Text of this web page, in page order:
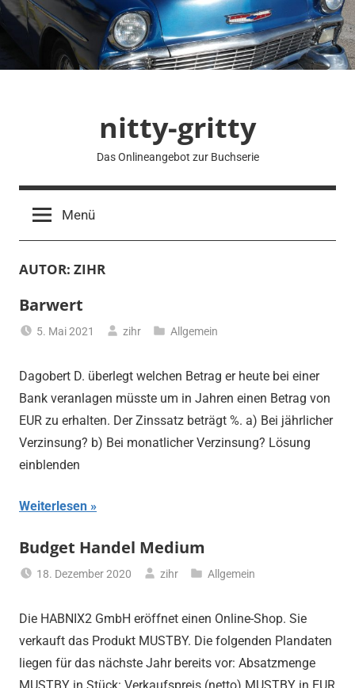
Zum
Inhalt
nitty-gritty
Das Onlineangebot zur Buchserie
Menü
AUTOR: ZIHR
Barwert
5. Mai 2021 zihr Allgemein
Dagobert D. überlegt welchen Betrag er heute bei einer
Bank veranlagen müsste um in Jahren einen Betrag von
EUR zu erhalten. Der Zinssatz beträgt %. a) Bei jährlicher
Verzinsung? b) Bei monatlicher Verzinsung? Lösung
einblenden
Weiterlesen
Budget Handel Medium
18. Dezember 2020 zihr Allgemein
Die HABNIX2 GmbH eröffnet einen Online-Shop. Sie
verkauft das Produkt MUSTBY. Die folgenden Plandaten
liegen für das nächste Jahr bereits vor: Absatzmenge
MUSTBY in Stück: Verkaufspreis (netto) MUSTBY in EUR